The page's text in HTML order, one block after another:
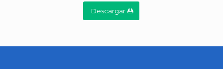
Descargar